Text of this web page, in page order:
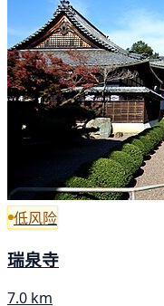
低风险
瑞泉寺
7.0 km